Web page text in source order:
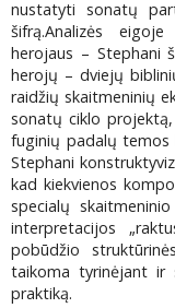
nustatyti sonatų
šifrą.Analizės
herojaus – Stephani
herojų – dviejų
raidžių skaitmeninių
sonatų ciklo
fuginių padalų temos
Stephani
kad kiekvienos
specialų
interpretacijos
pobūdžio
taikoma tyrinėjant ir
praktiką.